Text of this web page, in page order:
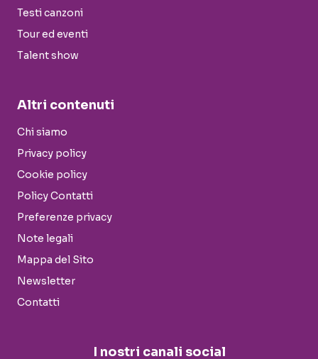
Testi canzoni
Tour ed eventi
Talent show
Altri contenuti
Chi siamo
Privacy policy
Cookie policy
Policy Contatti
Preferenze privacy
Note legali
Mappa del Sito
Newsletter
Contatti
I nostri canali social